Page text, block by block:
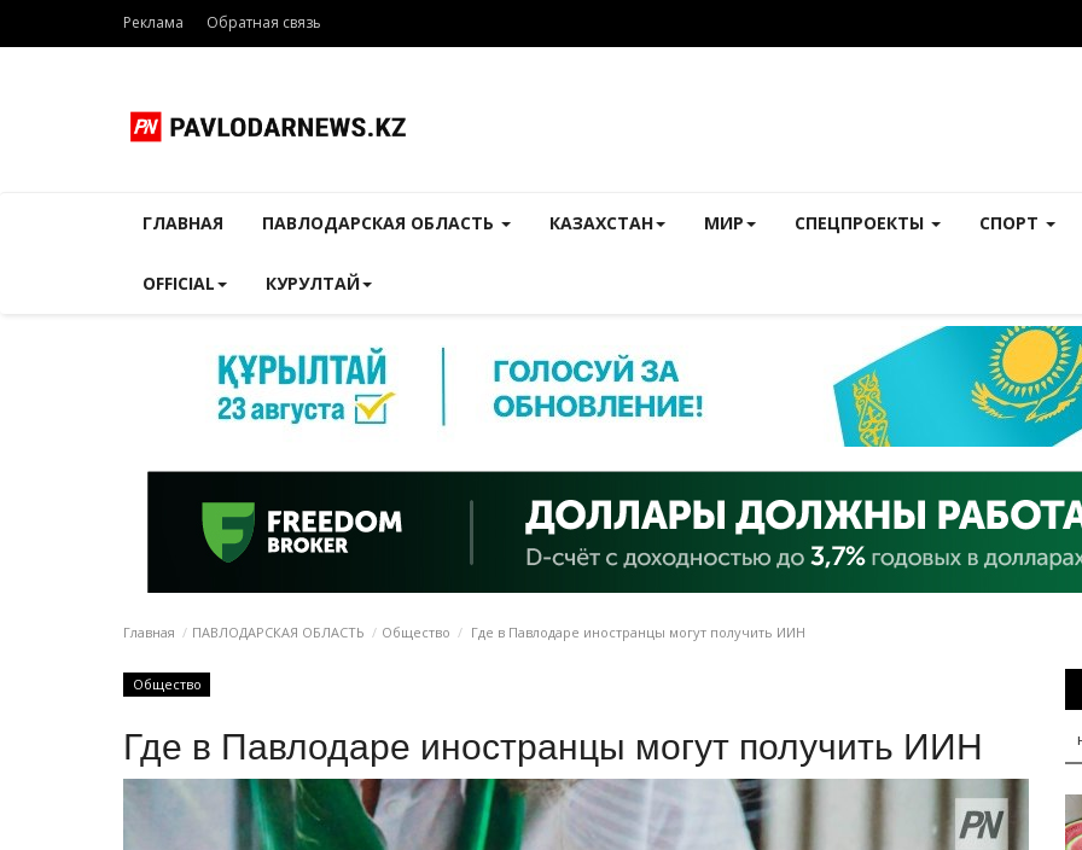
Реклама Обратная связь
ГЛАВНАЯ ПАВЛОДАРСКАЯ ОБЛАСТЬ КАЗАХСТАН МИР СПЕЦПРОЕКТЫ СПОРТ
OFFICIAL КУРУЛТАЙ
Главная ПАВЛОДАРСКАЯ ОБЛАСТЬ Общество Где в Павлодаре иностранцы могут получить ИИН
Общество
Где в Павлодаре иностранцы могут получить ИИН